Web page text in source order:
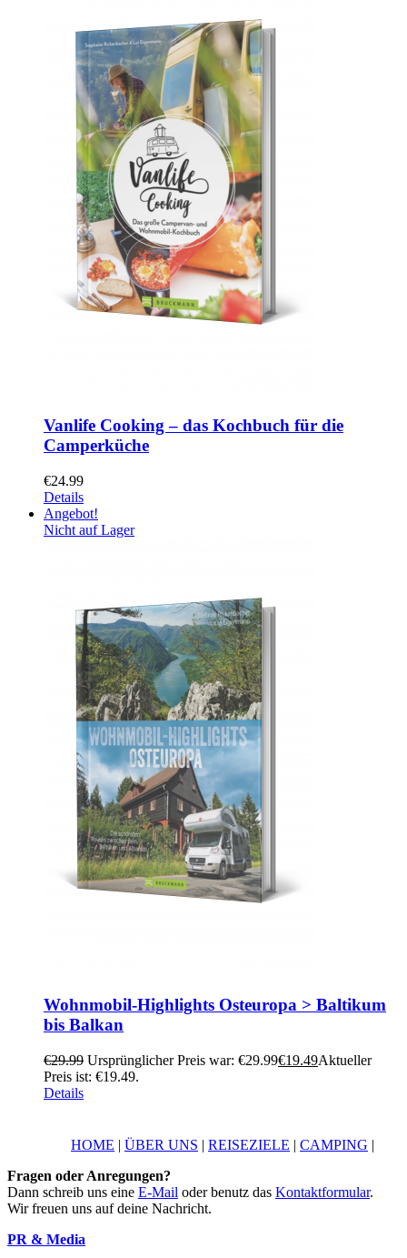
Vanlife Cooking – das Kochbuch für die
Camperküche
€24.99
Details
Angebot!
Nicht auf Lager
Wohnmobil-Highlights Osteuropa > Baltikum
bis Balkan
€29.99 Ursprünglicher Preis war: €29.99€19.49Aktueller
Preis ist: €19.49.
Details
HOME | ÜBER UNS | REISEZIELE | CAMPING |
Fragen oder Anregungen?
Dann schreib uns eine E-Mail oder benutz das Kontaktformular.
Wir freuen uns auf deine Nachricht.
PR & Media